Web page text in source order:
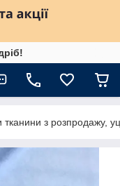
тканини з розпродажу,